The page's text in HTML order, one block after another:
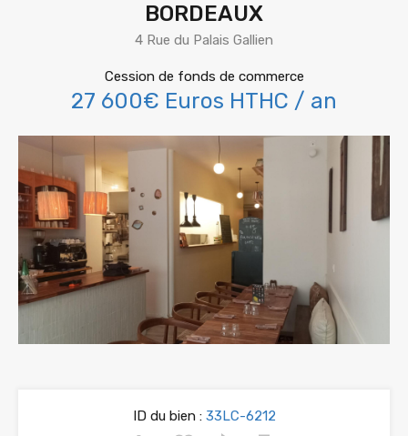
BORDEAUX
4 Rue du Palais Gallien
Cession de fonds de commerce
27 600€ Euros HTHC / an
ID du bien :33LC-6212